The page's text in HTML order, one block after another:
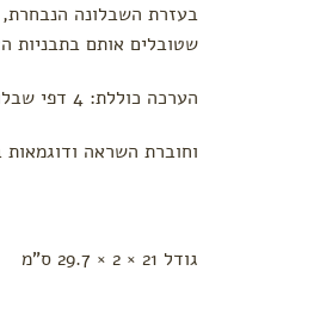
בעזרת השבלונה
שטובלים אותם בתבניות
הערכה כוללת: 4 דפי שבלונות גדולים, 6 עפרונות ספוג, כרית דיו של 6 צבעים, 4 טושים
וחוברת השראה ודוגמאות בת 32
גודל 21 × 2 × 29.7 ס"מ